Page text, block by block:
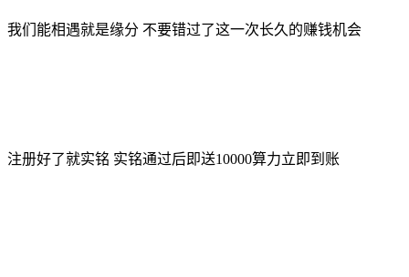
我们能相遇就是缘分 不要错过了这一次长久的赚钱机会
注册好了就实铭 实铭通过后即送10000算力立即到账